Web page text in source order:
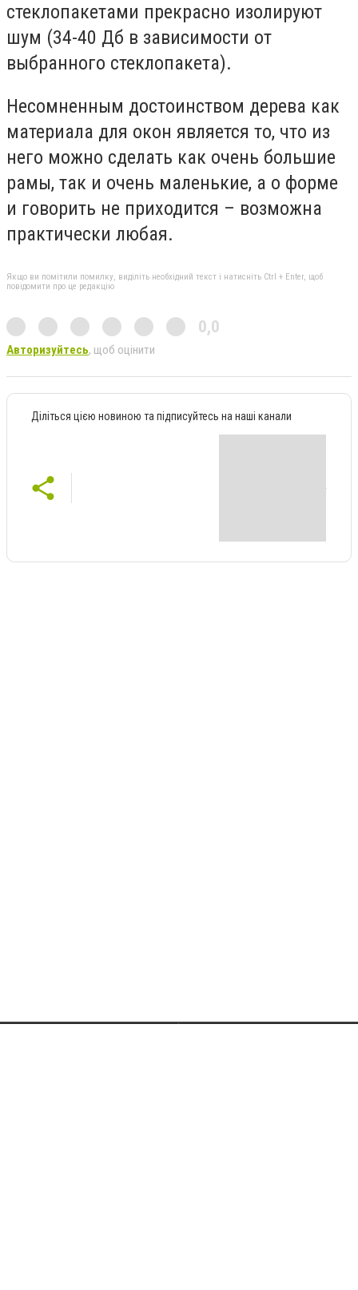
стеклопакетами прекрасно изолируют
шум (34-40 Дб в зависимости от
выбранного стеклопакета).
Несомненным достоинством дерева как
материала для окон является то, что из
него можно сделать как очень большие
рамы, так и очень маленькие, а о форме
и говорить не приходится – возможна
практически любая.
Якщо ви помітили помилку, виділіть необхідний текст і натисніть Ctrl + Enter, щоб
повідомити про це редакцію
0,0
Авторизуйтесь, щоб оцінити
Діліться цією новиною та підписуйтесь на наші канали